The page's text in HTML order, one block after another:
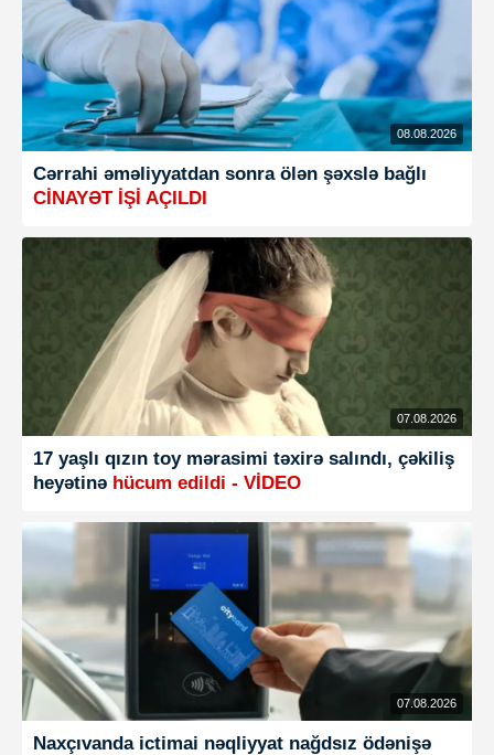
08.08.2026
Cərrahi əməliyyatdan sonra ölən şəxslə bağlı
CİNAYƏT İŞİ AÇILDI
07.08.2026
17 yaşlı qızın toy mərasimi təxirə salındı, çəkiliş
heyətinə hücum edildi - VİDEO
07.08.2026
Naxçıvanda ictimai nəqliyyat nağdsız ödənişə